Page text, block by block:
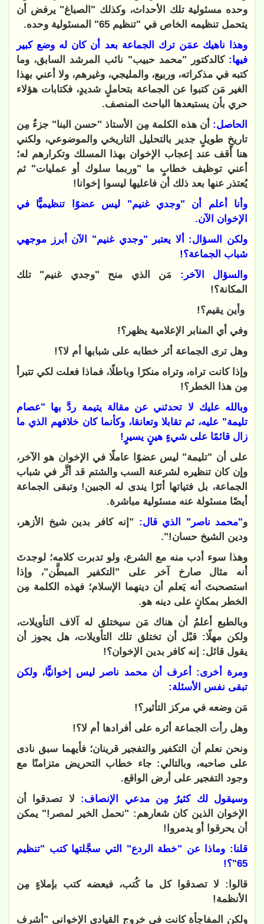
وحده مسئولية تلك الأحداث، وكذلك "الصباغ" يرفض أن
يتحمل تنظيمه الخاص في "تنظيم 65" المسئولية وحده.
وهذا ناهيك عمَن ترك الجماعة بعد أن كان له وضع كبير
فيها:كالدكتور "محمد حبيب" نائب المرشد السابق، وما
كتبه في مذكراته، وربيع، والمليجي، وغيرهم، ولا أعني بهذا
الغير مَن كتبوا عن الجماعة بتحاملٍ شديدٍ، فكتابات هؤلاء
حري بأن يستبعدها الباحث المنصف.
الحاصل: أن هذه الكلمة مِن الأستاذ "حسن البنا" جزءٌ مِن
تاريخٍ طويلٍ جدير بالتحليل التاريخي والموضوعي، ولكني
هنا أقف عند إعجاب الإخوان بهذا المسلك وتكرارهم له؛
أعني توظيف خطابٍ ما "وربما سلوك أو عمليات" ثم
يُعتذر عنها بعد ذلك أن فاعليها ليسوا إخوانا!
وأنا أعلم أن "وجدي غنيم" ليس عضوًا تنظيميًّا في
الإخوان الآن.
ولكن السؤال: ألا يعتبر "وجدي غنيم" الآن أبرز موجهي
شباب الجماعة؟!
والسؤال الآخر: مَن الذي منح "وجدي غنيم" تلك
المكانة؟!
وأين يقيم؟!
وفي أي المنابر الإعلامية يظهر؟!
وهل ترى الجماعة أثر خطابه على شبابها أم لا؟!
وإذا كانت تراه، وتراه منكرًا وباطلًا، فماذا فعلت لكي تتبرأ
مِن هذا الخطر؟!
وبالله عليك لا تحدثني عن مقالة يتيمة ردَّ بها "عصام
تليمة" عليه، ثم تقابلا وتعانقا، وكأنما كان خلافهم الذي ما
زال قائمًا على شيءٍ هينٍ يسيرٍ!
على أن "تليمة" ليس عضوًا عاملًا في الإخوان هو الآخر،
وإن كان تنظيره لشرعنة السب والشتم قد أثَّر في شباب
الجماعة، بل فتياتها أثرًا يندى له الجبين! وتبقى الجماعة
أيضًا مسئولة عنه مسئولية مباشرة.
و"محمد ناصر" الذي قال: "إنه كافر بدين شيخ الأزهر،
ودين الشيخ حسان!".
وهذا سوء أدب منه مع الشرع، ولو تدبرت كلامه؛ لوجدتَ
أنه مثال صارخ آخر على "التكفير المبطَّن"، وإذا
استصحبتَ أنه يَعلم أن دينهما الإسلام؛ فهذه الكلمة مِن
الخطر بمكانٍ على دينه هو.
وبالطبع أعلمُ أن هناك مَن سيختلق له آلاف التأويلات،
ولكن مهلًا: قبْل أن تختلق تلك التأويلات، هل يجوز أن
يقول قائل: إنه كافر بدين الإخوان؟!
ومرة أخرى: أعرف أن محمد ناصر ليس إخوانيًّا، ولكن
تبقى نفس الأسئلة:
مَن وضعه في مركز التأثير؟!
وهل رأت الجماعة أثره على أفرادها أم لا؟!
ونحن نعلم أن التكفير والتفجير قرينان؛ فأيهما سبق نادى
على صاحبه، وبالتالي: جاء خطاب التحريض متزامنًا مع
وجود التفجير على أرض الواقع.
وسيقول لك كثيرٌ مِن مدعي الإنصاف: لا تصدقوا أن
الإخوان الذين كان شعارهم: "نحمل الخير لمصر!" يمكن
أن يحرقوا أو يدمروا!
قلنا: وماذا عن "خطة الردع" التي سجَّلتها كتب "تنظيم
65"؟!
قالوا: لا تصدقوا كل ما كُتب، فبعضه كتب بإملاءٍ مِن
الأنظمة!
ولكن المفاجأة كانت في خروج القيادي الإخواني "أشرف